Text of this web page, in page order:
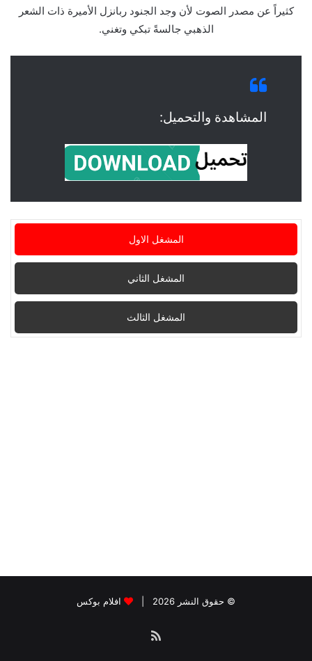
كثيراً عن مصدر الصوت لأن وجد الجنود ربانزل الأميرة ذات الشعر
الذهبي جالسةً تبكي وتغني.
المشاهدة والتحميل:
المشغل الاول
المشغل الثاني
المشغل الثالث
© حقوق النشر 2026 | افلام بوكس
ملخص